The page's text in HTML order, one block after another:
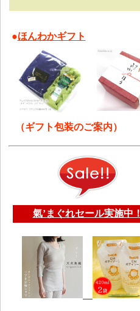
●ほんわかギフト
（ギフト包装のご案内）
氣’まぐれセール実施中！